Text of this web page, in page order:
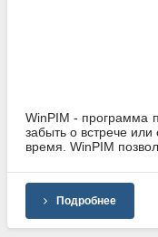
WinPIM - программа
забыть о встрече
время. WinPIM
Подробнее